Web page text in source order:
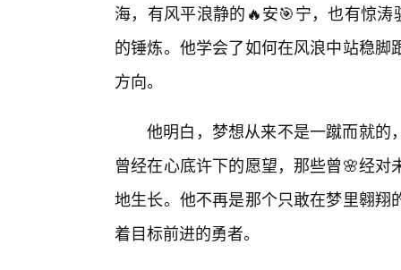
海，有风平浪静的🔥安🎯宁，也有惊
的锤炼。他学会了如何在风浪中站稳
方向。
他明白，梦想从来不是一蹴而就的
曾经在心底许下的愿望，那些曾🌸经
地生长。他不再是那个只敢在梦里翱
着目标前进的勇者。